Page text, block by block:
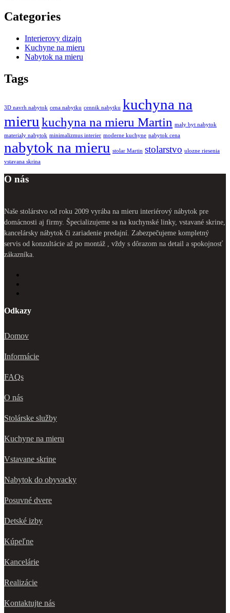
Categories
Interierovy dizajn
Kuchyne na mieru
Nabytok na mieru
Tags
3D navrh nabytok cena nabytku cennik nabytku kuchyna na
mieru kuchyna na mieru Martin maly byt nabytok
materialy nabytok minimalizmus interier moderne kuchyne nabytok cena
nabytok na mieru stolar Martin stolarstvo ulozne riesenia
vstavana skrina
O nás
Naše stolárstvo od roku 2009 vyrába na mieru interiérový nábytok pre
domácnosti aj firmy. Špecializujeme sa na kuchynské linky, vstavané skrine,
kancelársky nábytok či zariadenie predajní. Zabezpečujeme kompletný
servis od konzultácie až po montáž , vždy s dôrazom na detail a spokojnosť
zákazníka.
Odkazy
Domov
Informácie
FAQs
O nás
Stolárske služby
Kuchyne na mieru
Vstavane skrine
Nabytok do obyvacky
Posuvné dvere
Detské izby
Kúpeľne
Kancelárie
Realizácie
Kontaktujte nás